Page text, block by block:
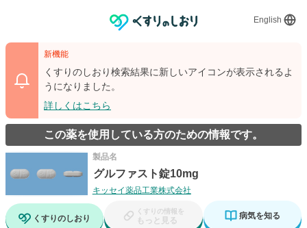
English
新機能
くすりのしおり検索結果に新しいアイコンが表示されるよ
うになりました。
詳しくはこちら
この薬を使用している方のための情報です。
製品名
グルファスト錠10mg
キッセイ薬品工業株式会社
くすりのしおり
くすりの情報を
もっと見る 病気を知る